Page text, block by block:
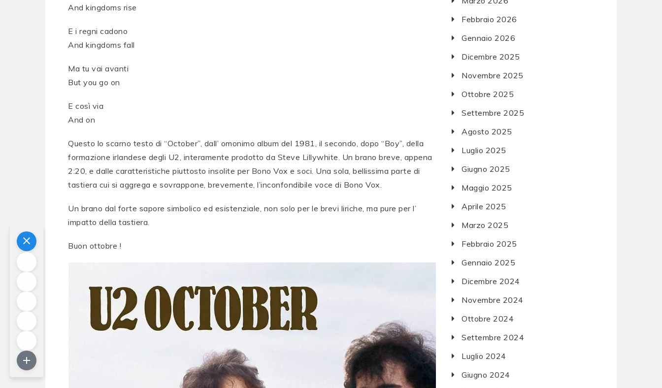
And kingdoms rise
E i regni cadono
And kingdoms fall
Ma tu vai avanti
But you go on
E così via
And on
Questo lo scarno testo di “October”, dall’ omonimo album del 1981, il secondo, dopo “Boy”, della
formazione irlandese degli U2, interamente prodotto da Steve Lillywhite. Un brano breve, appena
2:20, e dalle caratteristiche piuttosto insolite per Bono Vox e soci. Una sola, bellissima parte di
tastiera cui si aggrega e sovrappone, brevemente, l’inconfondibile voce di Bono Vox.
Un brano dal forte sapore simbolico ed esistenziale, non solo per le brevi liriche, ma pure per l’
impatto della tastiera.
Buon ottobre !
Febbraio 2026
Gennaio 2026
Dicembre 2025
Novembre 2025
Ottobre 2025
Settembre 2025
Agosto 2025
Luglio 2025
Giugno 2025
Maggio 2025
Aprile 2025
Marzo 2025
Febbraio 2025
Gennaio 2025
Dicembre 2024
Novembre 2024
Ottobre 2024
Settembre 2024
Luglio 2024
Giugno 2024